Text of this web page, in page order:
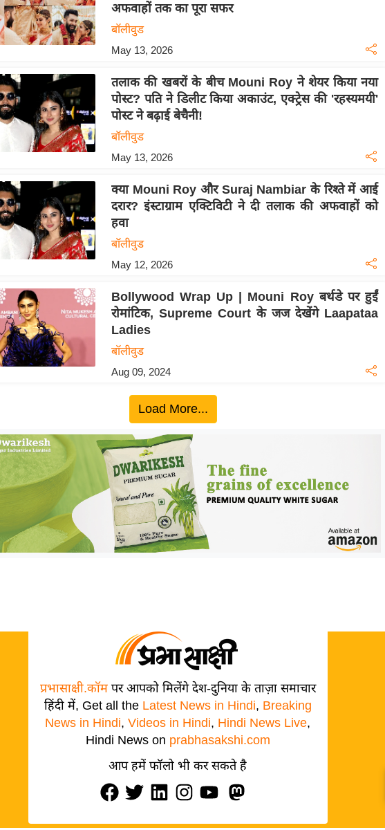
अफवाहों तक का पूरा सफर
बॉलीवुड
May 13, 2026
तलाक की खबरों के बीच Mouni Roy ने शेयर किया नया
पोस्ट? पति ने डिलीट किया अकाउंट, एक्ट्रेस की 'रहस्यमयी'
पोस्ट ने बढ़ाई बेचैनी!
बॉलीवुड
May 13, 2026
क्या Mouni Roy और Suraj Nambiar के रिश्ते में आई
दरार? इंस्टाग्राम एक्टिविटी ने दी तलाक की अफवाहों को
हवा
बॉलीवुड
May 12, 2026
Bollywood Wrap Up | Mouni Roy बर्थडे पर हुईं
रोमांटिक, Supreme Court के जज देखेंगे Laapataa
Ladies
बॉलीवुड
Aug 09, 2024
Load More...
प्रभासाक्षी.कॉमपर आपको मिलेंगे देश-दुनिया के ताज़ा समाचार
हिंदी में, Get all the Latest News in Hindi, Breaking
News in Hindi,Videos in Hindi, Hindi News Live,
Hindi News on prabhasakshi.com
आप हमें फॉलो भी कर सकते है